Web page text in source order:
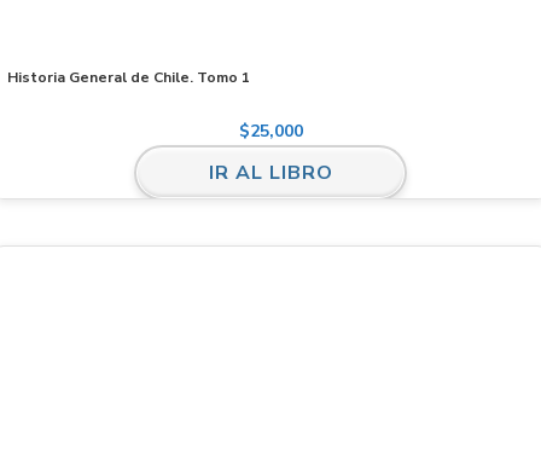
Historia General de Chile. Tomo 1
$25,000
IR AL LIBRO